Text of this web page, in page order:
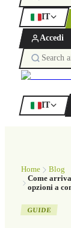
IT
Accedi
IT
Home
Blog
Come
opzioni a
GUIDE